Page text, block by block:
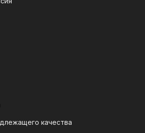
за современными
платежей (СПБ).
QR-код. Просто
большинства российских
качества